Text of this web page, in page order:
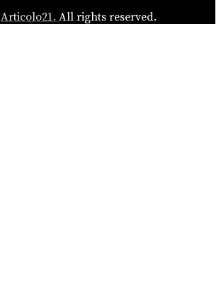
Articolo21. All rights reserved.